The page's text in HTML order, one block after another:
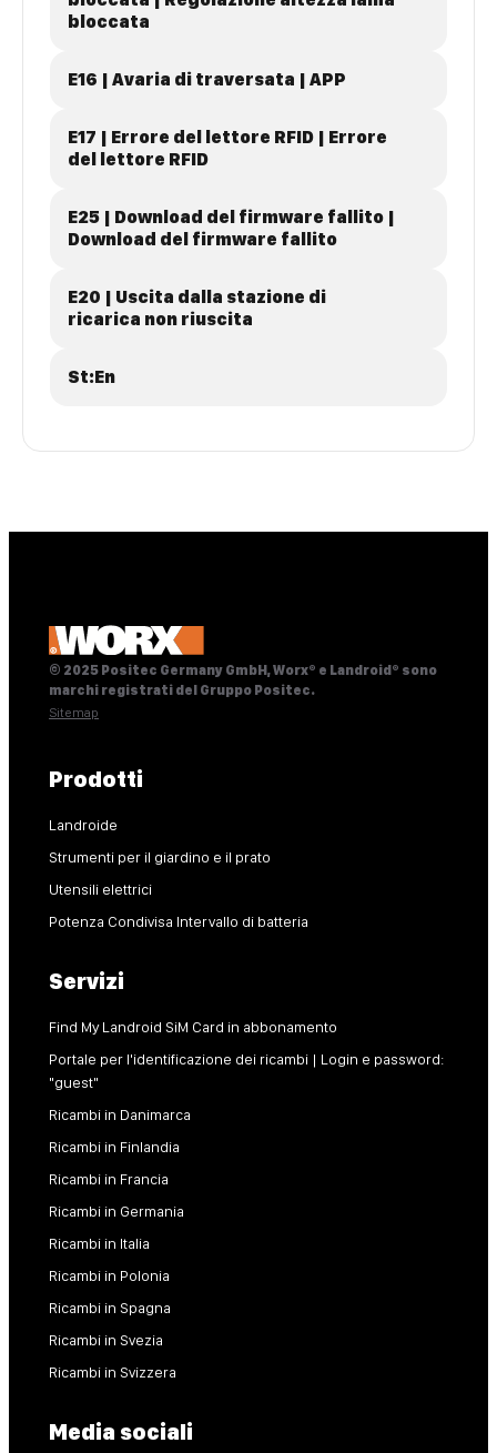
bloccata
E16 | Avaria di traversata | APP
E17 | Errore del lettore RFID | Errore
del lettore RFID
E25 | Download del firmware fallito |
Download del firmware fallito
E20 | Uscita dalla stazione di
ricarica non riuscita
St:En
© 2025 Positec Germany GmbH, Worx® e Landroid® sono
marchi registrati del Gruppo Positec.
Sitemap
Prodotti
Landroide
Strumenti per il giardino e il prato
Utensili elettrici
Potenza Condivisa Intervallo di batteria
Servizi
Find My Landroid SiM Card in abbonamento
Portale per l'identificazione dei ricambi | Login e password:
"guest"
Ricambi in Danimarca
Ricambi in Finlandia
Ricambi in Francia
Ricambi in Germania
Ricambi in Italia
Ricambi in Polonia
Ricambi in Spagna
Ricambi in Svezia
Ricambi in Svizzera
Media sociali